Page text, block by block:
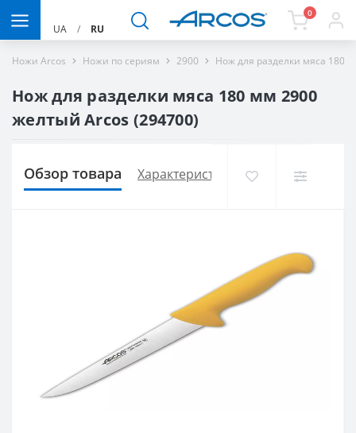
UA / RU
0
Ножи Arcos Ножи по сериям 2900 Нож для разделки мяса 180
Нож для разделки мяса 180 мм 2900
желтый Arcos (294700)
Обзор товара Характеристики Доставка и